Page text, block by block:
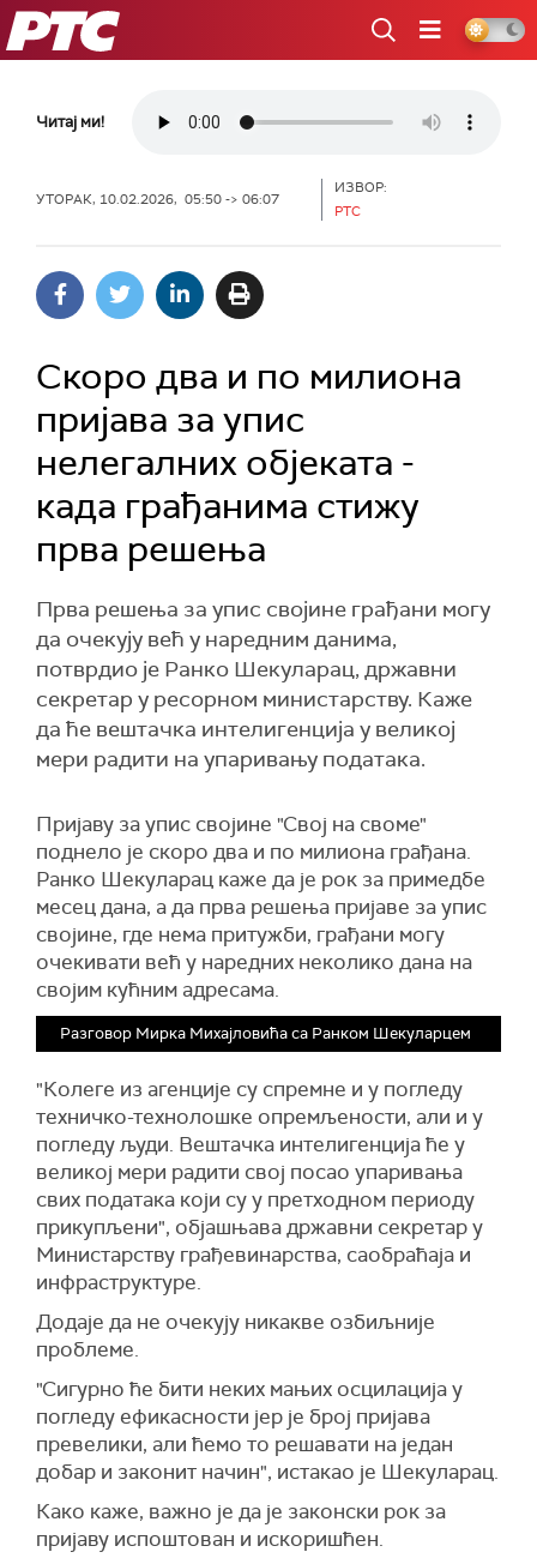
РТС
Читај ми!
УТОРАК, 10.02.2026, 05:50 -> 06:07
ИЗВОР:
РТС
Скоро два и по милиона
пријава за упис
нелегалних објеката -
када грађанима стижу
прва решења
Прва решења за упис својине грађани могу
да очекују већ у наредним данима,
потврдио је Ранко Шекуларац, државни
секретар у ресорном министарству. Каже
да ће вештачка интелигенција у великој
мери радити на упаривању података.
Пријаву за упис својине "Свој на своме"
поднело је скоро два и по милиона грађана.
Ранко Шекуларац каже да је рок за примедбе
месец дана, а да прва решења пријаве за упис
својине, где нема притужби, грађани могу
очекивати већ у наредних неколико дана на
својим кућним адресама.
Разговор Мирка Михајловића са Ранком Шекуларцем
"Колеге из агенције су спремне и у погледу
техничко-технолошке опремљености, али и у
погледу људи. Вештачка интелигенција ће у
великој мери радити свој посао упаривања
свих података који су у претходном периоду
прикупљени", објашњава државни секретар у
Министарству грађевинарства, саобраћаја и
инфраструктуре.
Додаје да не очекују никакве озбиљније
проблеме.
"Сигурно ће бити неких мањих осцилација у
погледу ефикасности јер је број пријава
превелики, али ћемо то решавати на један
добар и законит начин", истакао је Шекуларац.
Како каже, важно је да је законски рок за
пријаву испоштован и искоришћен.